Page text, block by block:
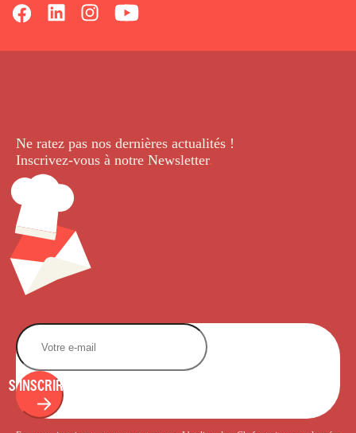
Ne ratez pas nos dernières actualités !
Inscrivez-vous à notre Newsletter.
S'INSCRIRE